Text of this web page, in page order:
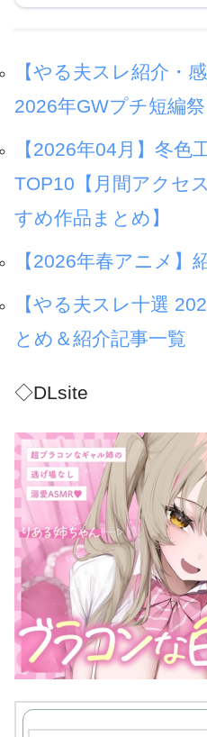
【やる夫スレ紹介・
2026年GWプチ短編
【2026年04月】冬色
TOP10【月間アクセ
すめ作品まとめ】
【2026年春アニメ】
【やる夫スレ十選
とめ＆紹介記事一覧
◇DLsite